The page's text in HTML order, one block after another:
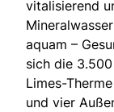
vitalisierend
aquam –
sich die
Limes-
und vier